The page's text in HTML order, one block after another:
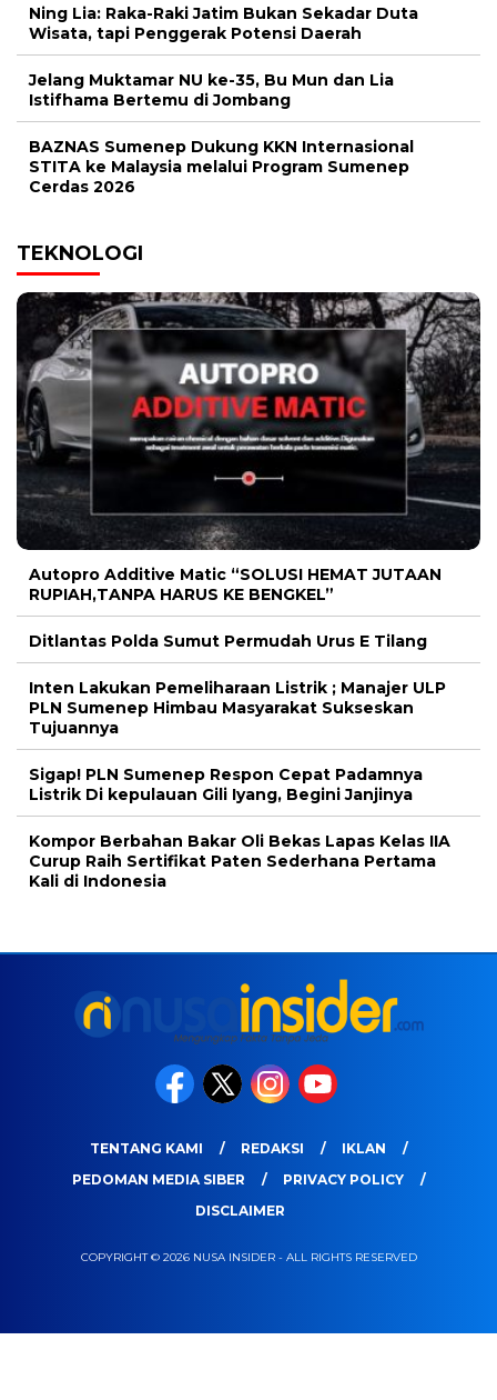
Ning Lia: Raka-Raki Jatim Bukan Sekadar Duta
Wisata, tapi Penggerak Potensi Daerah
Jelang Muktamar NU ke-35, Bu Mun dan Lia
Istifhama Bertemu di Jombang
BAZNAS Sumenep Dukung KKN Internasional
STITA ke Malaysia melalui Program Sumenep
Cerdas 2026
TEKNOLOGI
Autopro Additive Matic “SOLUSI HEMAT JUTAAN
RUPIAH,TANPA HARUS KE BENGKEL”
Ditlantas Polda Sumut Permudah Urus E Tilang
Inten Lakukan Pemeliharaan Listrik ; Manajer ULP
PLN Sumenep Himbau Masyarakat Sukseskan
Tujuannya
Sigap! PLN Sumenep Respon Cepat Padamnya
Listrik Di kepulauan Gili Iyang, Begini Janjinya
Kompor Berbahan Bakar Oli Bekas Lapas Kelas IIA
Curup Raih Sertifikat Paten Sederhana Pertama
Kali di Indonesia
TENTANG KAMI REDAKSI
IKLAN
PEDOMAN MEDIA SIBER
PRIVACY POLICY
DISCLAIMER
COPYRIGHT © 2026 NUSA INSIDER - ALL RIGHTS RESERVED